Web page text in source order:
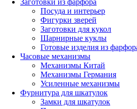
Заготовки из фарфора
Посуда и интерьер
Фигурки зверей
Заготовки для кукол
Шарнирные куклы
Готовые изделия из
Часовые механизмы
Механизмы Китай
Механизмы Германия
Усиленные механизмы
Фурнитура для шкатулок
Замки для шкатулок